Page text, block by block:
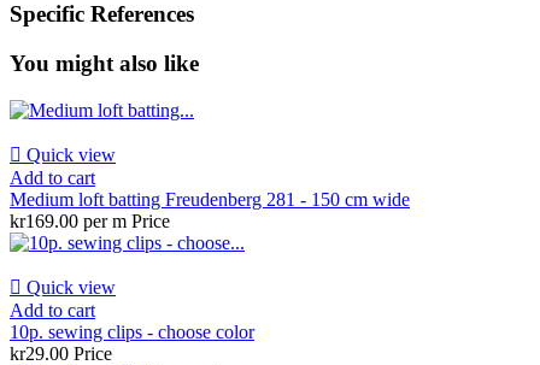
Specific References
You might also like
 Quick view
Add to cart
Medium loft batting Freudenberg 281 - 150 cm wide
kr169.00 per m Price
 Quick view
Add to cart
10p. sewing clips - choose color
kr29.00 Price